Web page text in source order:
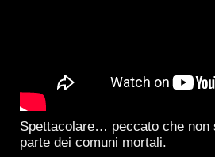
Spettacolare… peccato che non
parte dei comuni mortali.